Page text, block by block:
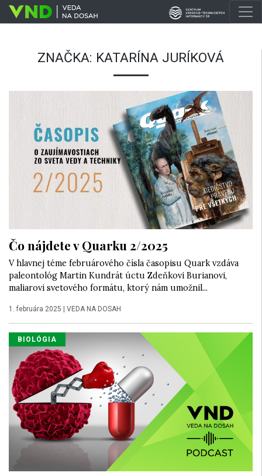
ZNAČKA: KATARÍNA JURÍKOVÁ
Čo nájdete v Quarku 2/2025
V hlavnej téme februárového čísla časopisu Quark vzdáva
paleontológ Martin Kundrát úctu Zdeňkovi Burianovi,
maliarovi svetového formátu, ktorý nám umožnil...
1. februára 2025 VEDA NA DOSAH
BIOLÓGIA